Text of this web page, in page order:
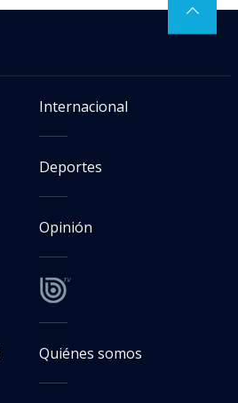
Internacional
Deportes
Opinión
Quiénes somos